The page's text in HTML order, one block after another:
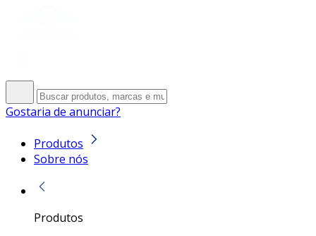
Gostaria de anunciar?
Produtos
Sobre nós
Produtos